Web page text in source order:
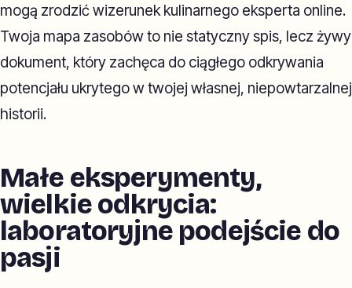
mogą zrodzić wizerunek kulinarnego eksperta online.
Twoja mapa zasobów to nie statyczny spis, lecz żywy
dokument, który zachęca do ciągłego odkrywania
potencjału ukrytego w twojej własnej, niepowtarzalnej
historii.
Małe eksperymenty,
wielkie odkrycia:
laboratoryjne podejście do
pasji